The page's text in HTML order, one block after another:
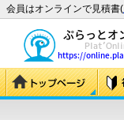
会員はオンラインで見積書(